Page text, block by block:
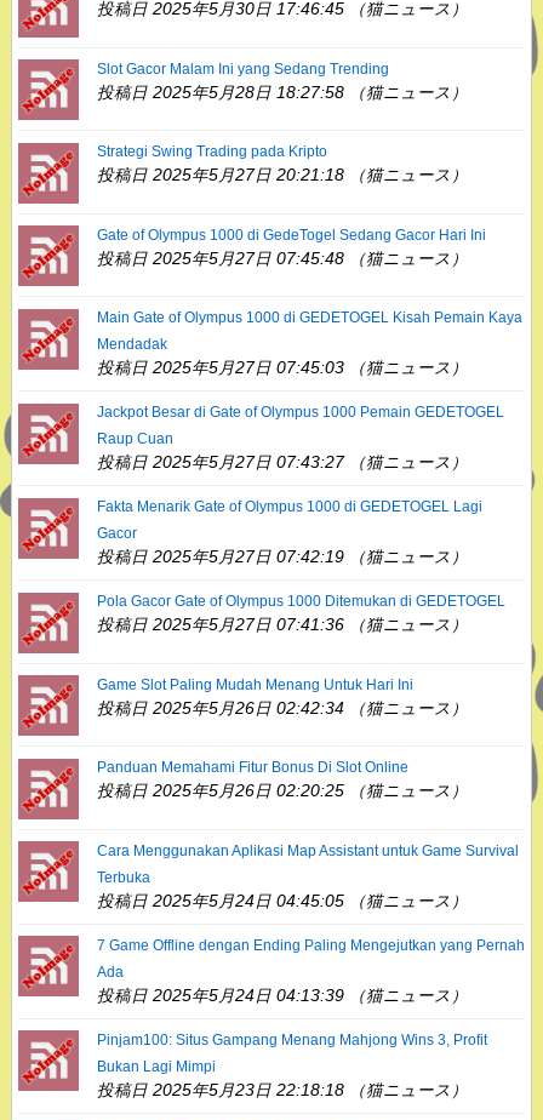
投稿日 2025年5月30日 17:46:45 （猫ニュース）
Slot Gacor Malam Ini yang Sedang Trending
投稿日 2025年5月28日 18:27:58 （猫ニュース）
Strategi Swing Trading pada Kripto
投稿日 2025年5月27日 20:21:18 （猫ニュース）
Gate of Olympus 1000 di GedeTogel Sedang Gacor Hari Ini
投稿日 2025年5月27日 07:45:48 （猫ニュース）
Main Gate of Olympus 1000 di GEDETOGEL Kisah Pemain Kaya
Mendadak
投稿日 2025年5月27日 07:45:03 （猫ニュース）
Jackpot Besar di Gate of Olympus 1000 Pemain GEDETOGEL
Raup Cuan
投稿日 2025年5月27日 07:43:27 （猫ニュース）
Fakta Menarik Gate of Olympus 1000 di GEDETOGEL Lagi
Gacor
投稿日 2025年5月27日 07:42:19 （猫ニュース）
Pola Gacor Gate of Olympus 1000 Ditemukan di GEDETOGEL
投稿日 2025年5月27日 07:41:36 （猫ニュース）
Game Slot Paling Mudah Menang Untuk Hari Ini
投稿日 2025年5月26日 02:42:34 （猫ニュース）
Panduan Memahami Fitur Bonus Di Slot Online
投稿日 2025年5月26日 02:20:25 （猫ニュース）
Cara Menggunakan Aplikasi Map Assistant untuk Game Survival
Terbuka
投稿日 2025年5月24日 04:45:05 （猫ニュース）
7 Game Offline dengan Ending Paling Mengejutkan yang Pernah
Ada
投稿日 2025年5月24日 04:13:39 （猫ニュース）
Pinjam100: Situs Gampang Menang Mahjong Wins 3, Profit
Bukan Lagi Mimpi
投稿日 2025年5月23日 22:18:18 （猫ニュース）